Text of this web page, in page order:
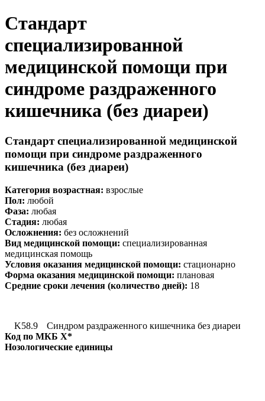
Стандарт
специализированной
медицинской помощи при
синдроме раздраженного
кишечника (без диареи)
Стандарт специализированной медицинской
помощи при синдроме раздраженного
кишечника (без диареи)
Категория возрастная: взрослые
Пол: любой
Фаза: любая
Стадия: любая
Осложнения: без осложнений
Вид медицинской помощи: специализированная
медицинская помощь
Условия оказания медицинской помощи: стационарно
Форма оказания медицинской помощи: плановая
Средние сроки лечения (количество дней): 18
K58.9
Синдром раздраженного кишечника без диареи
Код по МКБ X*
Нозологические единицы